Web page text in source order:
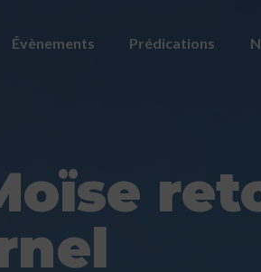
Évènements Prédications